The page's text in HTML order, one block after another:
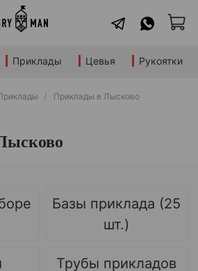
Приклады Цевья Рукоятки
Приклады в Лысково
Базы приклада (25
шт.)
Трубы прикладов